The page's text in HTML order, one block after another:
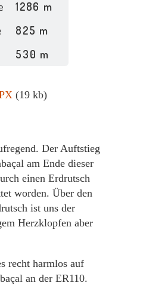
1286 m
825 m
530 m
(19 kb)
Der Auftstieg
am Ende dieser
einen Erdrutsch
worden. Über den
ist uns der
Herzklopfen aber
recht harmlos auf
an der ER110.